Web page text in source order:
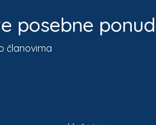
posebne
članovima